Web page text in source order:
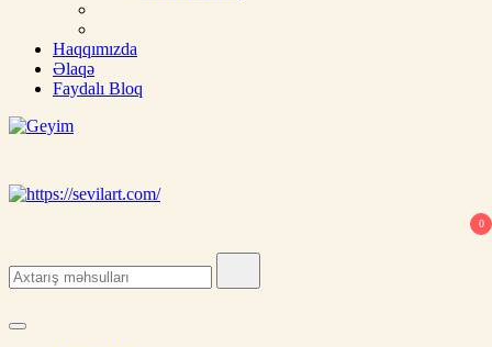
Haqqımızda
Əlaqə
Faydalı Bloq
üçün şal
0
for: